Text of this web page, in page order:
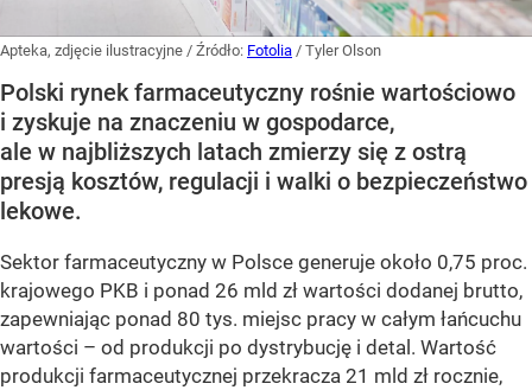
Apteka, zdjęcie ilustracyjne / Źródło: Fotolia / Tyler Olson
Polski rynek farmaceutyczny rośnie wartościowo
i zyskuje na znaczeniu w gospodarce,
ale w najbliższych latach zmierzy się z ostrą
presją kosztów, regulacji i walki o bezpieczeństwo
lekowe.
Sektor farmaceutyczny w Polsce generuje około 0,75 proc.
krajowego PKB i ponad 26 mld zł wartości dodanej brutto,
zapewniając ponad 80 tys. miejsc pracy w całym łańcuchu
wartości – od produkcji po dystrybucję i detal. Wartość
produkcji farmaceutycznej przekracza 21 mld zł rocznie,